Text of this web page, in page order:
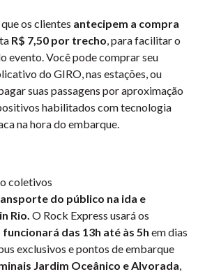
os clientes antecipem a compra
R$ 7,50 por trecho, para facilitar o
evento. Você pode comprar seu
do GIRO, nas estações, ou
suas passagens por aproximação
habilitados com tecnologia
na hora do embarque.
coletivos
do público na ida e
Rio. O Rock Express usará os
funcionará das 13h até às 5h em dias
exclusivos e pontos de embarque
Jardim Oceânico e Alvorada,